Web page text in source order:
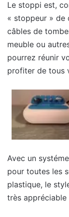
Le stoppi est,
« stoppeur » de
câbles de
meuble ou
pourrez réunir
profiter de tous
Avec un
pour toutes les
plastique, le
très appréciable